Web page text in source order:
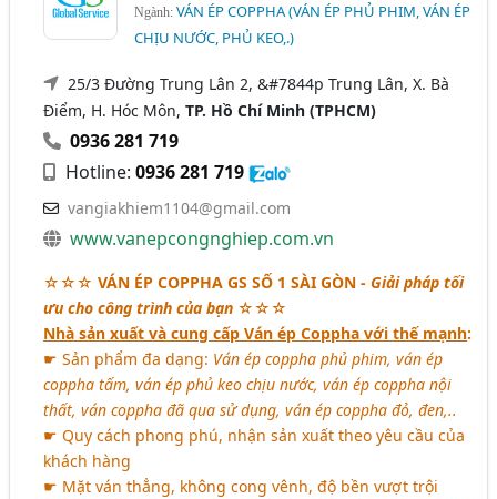
Ngành:VÁN ÉP COPPHA (VÁN ÉP PHỦ PHIM, VÁN ÉP
CHỊU NƯỚC, PHỦ KEO,.)
25/3 Đường Trung Lân 2, &#7844p Trung Lân, X. Bà
Điểm, H. Hóc Môn,TP. Hồ Chí Minh (TPHCM)
0936 281 719
Hotline:0936 281 719
vangiakhiem1104@gmail.com
www.vanepcongnghiep.com.vn
☆☆☆VÁN ÉP COPPHA GS SỐ 1 SÀI GÒN -Giải pháp tối
ưu cho công trình của bạn ☆☆☆
Nhà sản xuất và cung cấp Ván ép Coppha với thế mạnh:
☛ Sản phẩm đa dạng: Ván ép coppha phủ phim, ván ép
coppha tấm, ván ép phủ keo chịu nước, ván ép coppha nội
thất, ván coppha đã qua sử dụng, ván ép coppha đỏ, đen,..
☛ Quy cách phong phú, nhận sản xuất theo yêu cầu của
khách hàng
☛ Mặt ván thẳng, không cong vênh, độ bền vượt trội